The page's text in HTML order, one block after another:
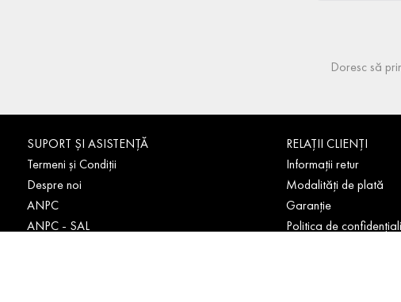
Doresc să
SUPORT ȘI ASISTENȚĂ
Termeni și Condiții
Despre noi
ANPC
ANPC - SAL
RELAȚII CLIENȚI
Informații retur
Modalități de plată
Garanție
Politica de